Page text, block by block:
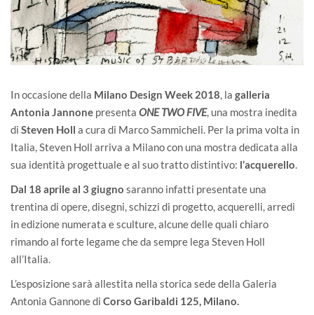
In occasione della Milano Design Week 2018, la galleria
Antonia Jannone presenta ONE TWO FIVE, una mostra inedita
di Steven Holl a cura di Marco Sammicheli. Per la prima volta in
Italia, Steven Holl arriva a Milano con una mostra dedicata alla
sua identità progettuale e al suo tratto distintivo: l’acquerello.
Dal 18 aprile al 3 giugno saranno infatti presentate una
trentina di opere, disegni, schizzi di progetto, acquerelli, arredi
in edizione numerata e sculture, alcune delle quali chiaro
rimando al forte legame che da sempre lega Steven Holl
all’Italia.
L’esposizione sarà allestita nella storica sede della Galeria
Antonia Gannone di Corso Garibaldi 125, Milano.